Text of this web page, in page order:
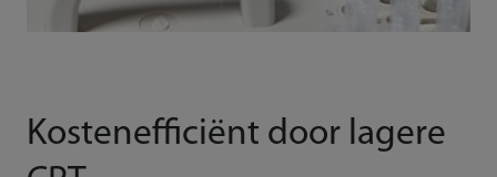
Kostenefficiënt door lagere